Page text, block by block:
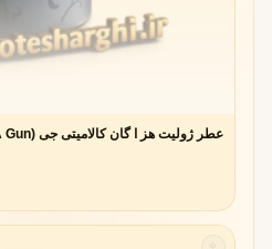
عطر ژولیت هز ا گان کالامیتی جی (Calamity J. Juliette Has A Gun)